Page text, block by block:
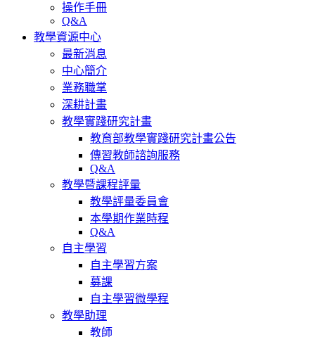
操作手冊
Q&A
教學資源中心
最新消息
中心簡介
業務職掌
深耕計畫
教學實踐研究計畫
教育部教學實踐研究計畫公告
傳習教師諮詢服務
Q&A
教學暨課程評量
教學評量委員會
本學期作業時程
Q&A
自主學習
自主學習方案
募課
自主學習微學程
教學助理
教師